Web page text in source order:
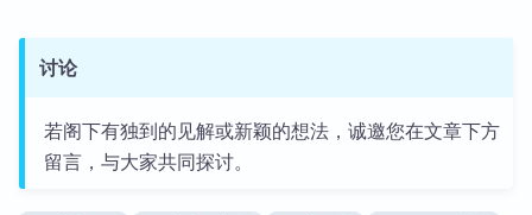
讨论
若阁下有独到的见解或新颖的想法，诚邀您在文章下方
留言，与大家共同探讨。